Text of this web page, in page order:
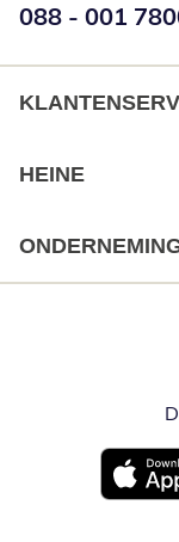
088 - 001
HEINE
Opent